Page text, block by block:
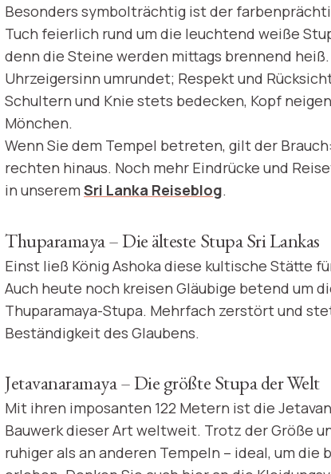
Besonders symbolträchtig ist der
Tuch feierlich rund um die leuchtend weiße
denn die Steine werden mittags brennend
Uhrzeigersinn umrundet; Respekt und
Schultern und Knie stets bedecken, Kopf
Mönchen.
Wenn Sie dem Tempel betreten, gilt der
rechten hinaus. Noch mehr Eindrücke und
in unserem Sri Lanka Reiseblog.
Thuparamaya – Die älteste Stupa Sri Lankas
Einst ließ König Ashoka diese kultische Stätte
Auch heute noch kreisen Gläubige betend um
Thuparamaya-Stupa. Mehrfach zerstört und
Beständigkeit des Glaubens.
Jetavanaramaya – Die größte Stupa der Welt
Mit ihren imposanten 122 Metern ist die
Bauwerk dieser Art weltweit. Trotz der Größe
ruhiger als an anderen Tempeln – ideal, um die